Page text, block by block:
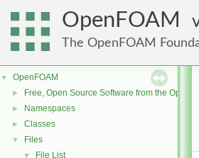
OpenFOAM
The OpenFOAM
▼ OpenFOAM
► Free, Open Source Software from the
► Namespaces
► Classes
▼ Files
▼ File List